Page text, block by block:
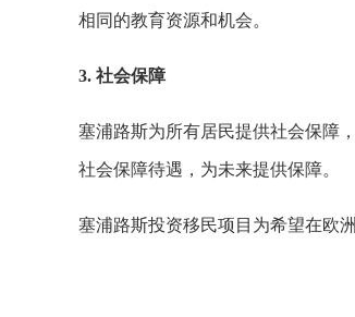
相同的教育资源和机会。
3. 社会保障
塞浦路斯为所有居民提供社会保障
社会保障待遇，为未来提供保障。
塞浦路斯投资移民项目为希望在欧